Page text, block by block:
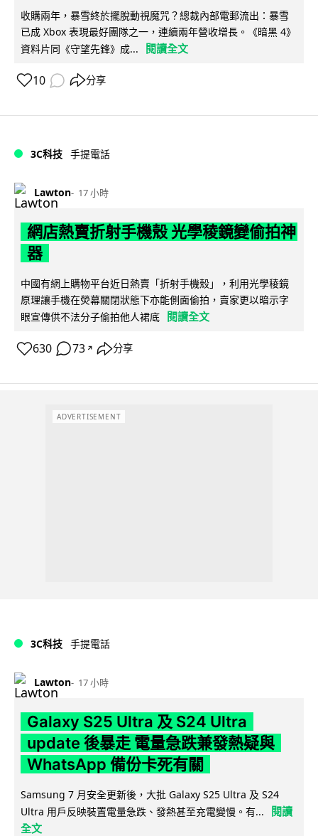
收購兩年，暴雪終於擺脫動視魔咒？總裁內部電郵流出：暴雪
已成 Xbox 表現最好團隊之一，連續兩年營收增長。《暗黑 4》
資料片同《守望先鋒》成...
閱讀全文
10 分享
3C科技 手提電話
Lawton 17 小時
網店熱賣折射手機殼 光學稜鏡變偷拍神
器
中國有網上購物平台近日熱賣「折射手機殼」，利用光學稜鏡
原理讓手機在熒幕關閉狀態下亦能側面偷拍，賣家更以暗示字
眼宣傳供不法分子偷拍他人裙底 閱讀全文
630 73 ↗ 分享
ADVERTISEMENT
3C科技 手提電話
Lawton 17 小時
Galaxy S25 Ultra 及 S24 Ultra
update 後暴走 電量急跌兼發熱疑與
WhatsApp 備份卡死有關
Samsung 7 月安全更新後，大批 Galaxy S25 Ultra 及 S24
Ultra 用戶反映裝置電量急跌、發熱甚至充電變慢。有...
閱讀
全文